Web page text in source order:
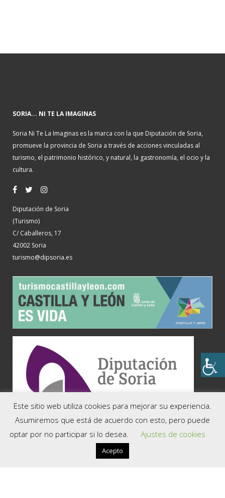
SORIA... NI TE LA IMAGINAS
Soria Ni Te La Imaginas es la marca con la que Diputación de Soria,
promueve la provincia de Soria a través de acciones vinculadas al
turismo, el patrimonio histórico, y natural, la gastronomía, el ocio y la
cultura.
Diputación de Soria
(Turismo)
C/ Caballeros, 17
42002 Soria
turismo@dipsoria.es
Soria, la Capital
Este sitio web utiliza cookies para mejorar su experiencia.
Asumiremos que está de acuerdo con esto, pero puede
optar por no participar si lo desea.
Ajustes de cookies
Acepto